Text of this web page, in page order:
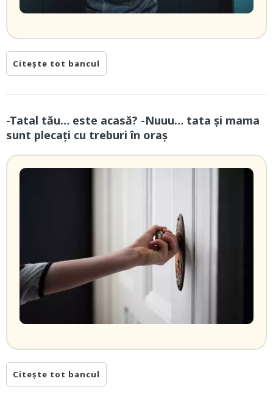
Citește tot bancul
-Tatal tău… este acasă? -Nuuu… tata și mama
sunt plecați cu treburi în oraș
Citește tot bancul